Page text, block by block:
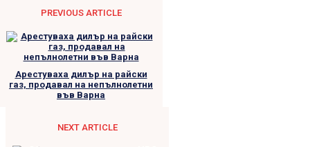
PREVIOUS ARTICLE
Арестуваха дилър на райски
газ, продавал на непълнолетни
във Варна
NEXT ARTICLE